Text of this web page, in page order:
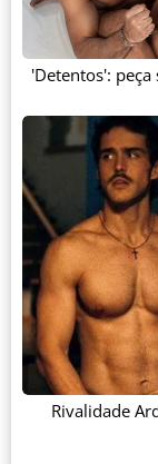
'Detentos':
Rivalidade